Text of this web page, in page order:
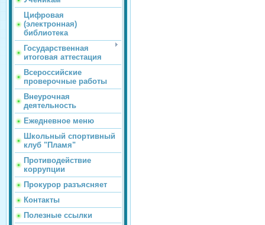
Цифровая
(электронная)
библиотека
Государственная
итоговая аттестация
Всероссийские
проверочные работы
Внеурочная
деятельность
Ежедневное меню
Школьный спортивный
клуб "Пламя"
Противодействие
коррупции
Прокурор разъясняет
Контакты
Полезные ссылки